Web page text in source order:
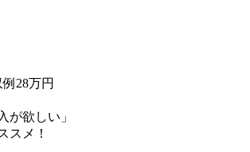
28万円
が欲しい」
スメ！